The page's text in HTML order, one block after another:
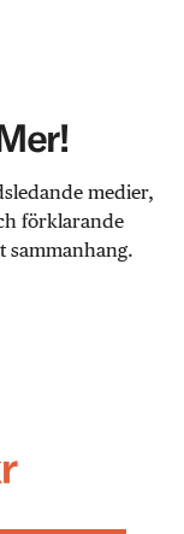
medier,
förklarande
sammanhang.